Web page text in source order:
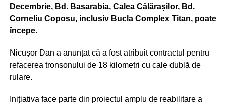
Decembrie, Bd. Basarabia, Calea Călărașilor, Bd.
Corneliu Coposu, inclusiv Bucla Complex Titan, poate
începe.
Nicușor Dan a anunțat că a fost atribuit contractul pentru
refacerea tronsonului de 18 kilometri cu cale dublă de
rulare.
Inițiativa face parte din proiectul amplu de reabilitare a